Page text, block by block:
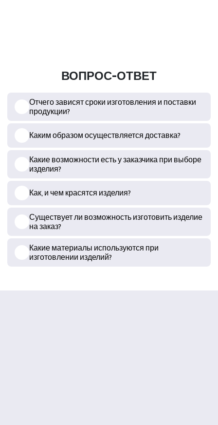
ВОПРОС-ОТВЕТ
Отчего зависят сроки изготовления и поставки
продукции?
Каким образом осуществляется доставка?
Какие возможности есть у заказчика при выборе
изделия?
Как, и чем красятся изделия?
Существует ли возможность изготовить изделие
на заказ?
Какие материалы используются при
изготовлении изделий?